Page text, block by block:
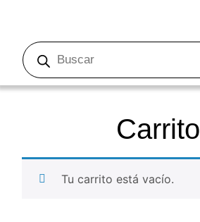
Carrito
Tu carrito está vacío.